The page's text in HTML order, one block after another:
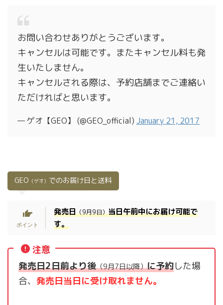
お問い合わせありがとうございます。
キャンセルは可能です。またキャンセル料も発
生いたしません。
キャンセルされる際は、予約店舗までご連絡い
ただければと思います。
— ゲオ【GEO】 (@GEO_official) January 21, 2017
GEO （ゲオ） でのお届け日と送料
発売日（9月9日）当日午前中にお届け可能で
す。
注意
発売日2日前より後（9月7日以降）に予約した場
合、 発売日当日に受け取れません。